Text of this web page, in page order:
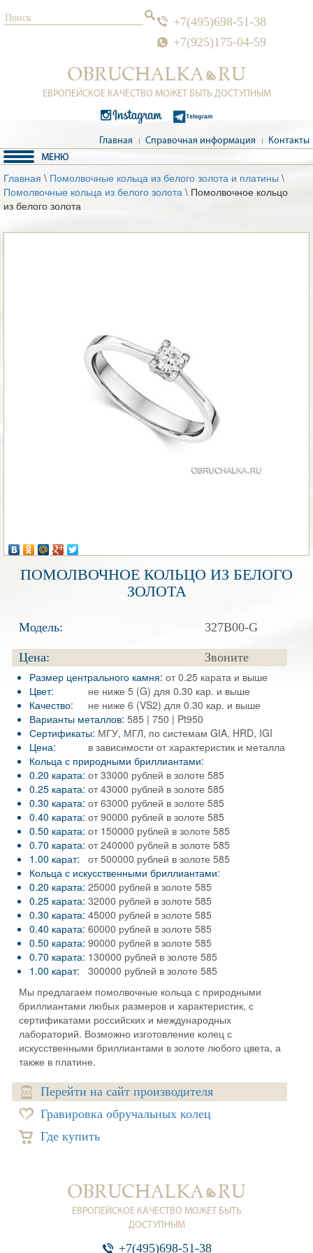
+7(495)698-51-38
+7(925)175-04-59
ЕВРОПЕЙСКОЕ КАЧЕСТВО МОЖЕТ БЫТЬ ДОСТУПНЫМ
Главная Справочная информация Контакты
Главная \ Помолвочные кольца из белого золота и платины \
Помолвочные кольца из белого золота \ Помолвочное кольцо
из белого золота
ПОМОЛВОЧНОЕ КОЛЬЦО ИЗ БЕЛОГО
ЗОЛОТА
Модель: 327B00-G
Цена:
Звоните
Размер центрального камня: от 0.25 карата и выше
Цвет:
не ниже 5 (G) для 0.30 кар. и выше
Качество:
не ниже 6 (VS2) для 0.30 кар. и выше
Варианты металлов: 585 | 750 | Pt950
Сертификаты: МГУ, МГЛ, по системам GIA, HRD, IGI
Цена:
в зависимости от характеристик и металла
Кольца с природными бриллиантами:
0.20 карата: от 33000 рублей в золоте 585
0.25 карата: от 43000 рублей в золоте 585
0.30 карата: от 63000 рублей в золоте 585
0.40 карата: от 90000 рублей в золоте 585
0.50 карата: от 150000 рублей в золоте 585
0.70 карата: от 240000 рублей в золоте 585
1.00 карат:
от 500000 рублей в золоте 585
Кольца с искусственными бриллиантами:
0.20 карата: 25000 рублей в золоте 585
0.25 карата: 32000 рублей в золоте 585
0.30 карата: 45000 рублей в золоте 585
0.40 карата: 60000 рублей в золоте 585
0.50 карата: 90000 рублей в золоте 585
0.70 карата: 130000 рублей в золоте 585
1.00 карат:
300000 рублей в золоте 585
Мы предлагаем помолвочные кольца с природными
бриллиантами любых размеров и характеристик, с
сертификатами российских и международных
лабораторий. Возможно изготовление колец с
искусственными бриллиантами в золоте любого цвета, а
также в платине.
Перейти на сайт производителя
Гравировка обручальных колец
Где купить
+7(495)698-51-38
ЕВРОПЕЙСКОЕ КАЧЕСТВО МОЖЕТ БЫТЬ
ДОСТУПНЫМ